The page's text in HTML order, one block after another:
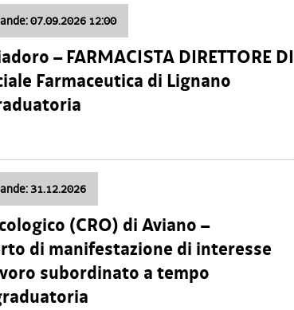
07.09.2026 12:00
– FARMACISTA DIRETTORE DI
Farmaceutica di Lignano
31.12.2026
(CRO) di Aviano –
di manifestazione di interesse
subordinato a tempo